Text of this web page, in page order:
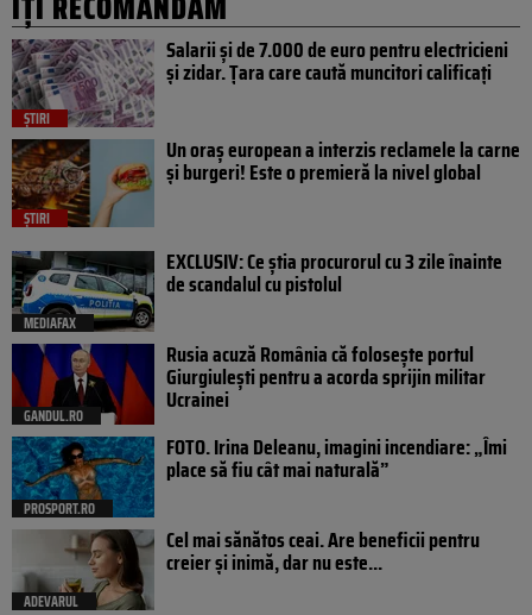
ȘTIRI
Salarii și de 7.000 de euro pentru electricieni
și zidar. Țara care caută muncitori calificați
ȘTIRI
Un oraș european a interzis reclamele la carne
și burgeri! Este o premieră la nivel global
MEDIAFAX
EXCLUSIV: Ce știa procurorul cu 3 zile înainte
de scandalul cu pistolul
GANDUL.RO
Rusia acuză România că folosește portul
Giurgiulești pentru a acorda sprijin militar
Ucrainei
PROSPORT.RO
FOTO. Irina Deleanu, imagini incendiare: „Îmi
place să fiu cât mai naturală”
ADEVARUL
Cel mai sănătos ceai. Are beneficii pentru
creier și inimă, dar nu este...